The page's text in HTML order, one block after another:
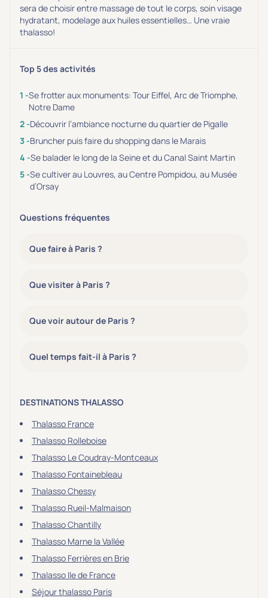
sera de choisir entre massage de tout le corps, soin visage
hydratant, modelage aux huiles essentielles… Une vraie
thalasso!
Top 5 des activités
Se frotter aux monuments: Tour Eiffel, Arc de Triomphe,
Notre Dame
Découvrir l’ambiance nocturne du quartier de Pigalle
Bruncher puis faire du shopping dans le Marais
Se balader le long de la Seine et du Canal Saint Martin
Se cultiver au Louvres, au Centre Pompidou, au Musée
d’Orsay
Questions fréquentes
Que faire à Paris ?
Que visiter à Paris ?
Que voir autour de Paris ?
Quel temps fait-il à Paris ?
DESTINATIONS THALASSO
Thalasso France
Thalasso Rolleboise
Thalasso Le Coudray-Montceaux
Thalasso Fontainebleau
Thalasso Chessy
Thalasso Rueil-Malmaison
Thalasso Chantilly
Thalasso Marne la Vallée
Thalasso Ferrières en Brie
Thalasso Ile de France
Séjour thalasso Paris